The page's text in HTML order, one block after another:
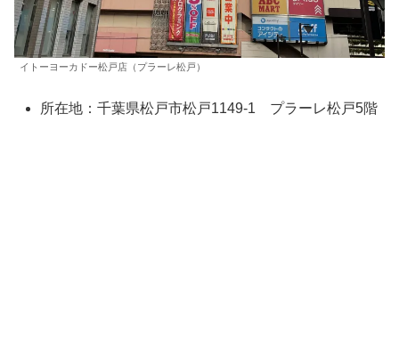
イトーヨーカドー松戸店（プラーレ松戸）
所在地：千葉県松戸市松戸1149-1 プラーレ松戸5階